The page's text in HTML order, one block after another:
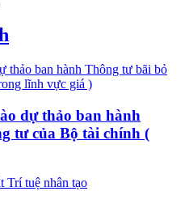
dự thảo ban hành
tư của Bộ tài chính (